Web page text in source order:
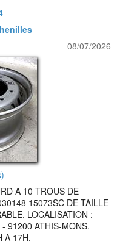
08/07/2026
A 10 TROUS DE
15073SC DE TAILLE
LOCALISATION :
91200 ATHIS-MONS.
A 17H.